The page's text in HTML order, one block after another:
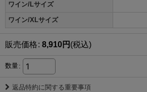
ワイン/Lサイズ
ワイン/XLサイズ
販売価格: 8,910円 (税込)
数量:
返品特約に関する重要事項